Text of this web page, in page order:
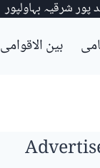
پور شرقیہ بہاولپور
بین الاقوامی